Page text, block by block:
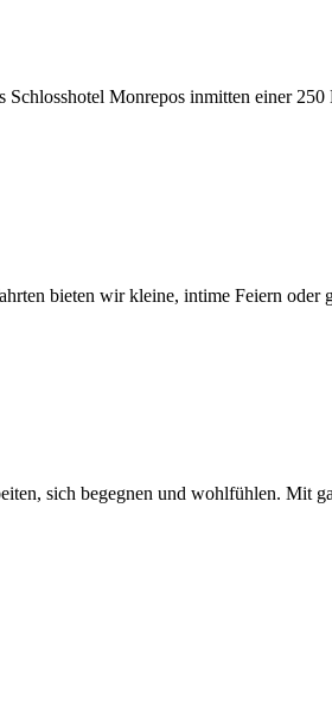
Monrepos inmitten einer 250
bieten wir kleine, intime Feiern oder
sich begegnen und wohlfühlen. Mit